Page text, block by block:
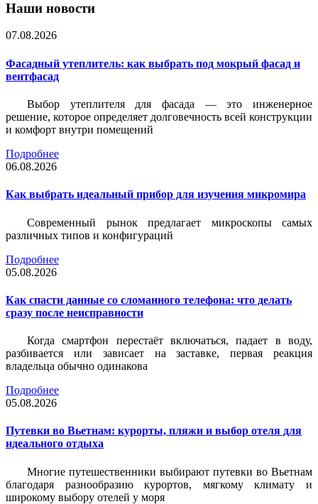
Наши новости
07.08.2026
Фасадный утеплитель: как выбрать под мокрый фасад и
вентфасад
Выбор утеплителя для фасада — это инженерное
решение, которое определяет долговечность всей конструкции
и комфорт внутри помещений
Подробнее
06.08.2026
Как выбрать идеальный прибор для изучения микромира
Современный рынок предлагает микроскопы самых
различных типов и конфигураций
Подробнее
05.08.2026
Как спасти данные со сломанного телефона: что делать
сразу после неисправности
Когда смартфон перестаёт включаться, падает в воду,
разбивается или зависает на заставке, первая реакция
владельца обычно одинакова
Подробнее
05.08.2026
Путевки во Вьетнам: курорты, пляжи и выбор отеля для
идеального отдыха
Многие путешественники выбирают путевки во Вьетнам
благодаря разнообразию курортов, мягкому климату и
широкому выбору отелей у моря